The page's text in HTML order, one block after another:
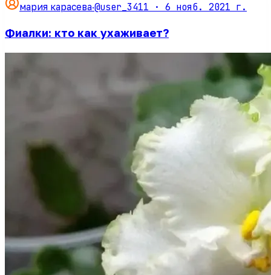
мария карасева·@user_3411 · 6 нояб. 2021 г.
Фиалки: кто как ухаживает?